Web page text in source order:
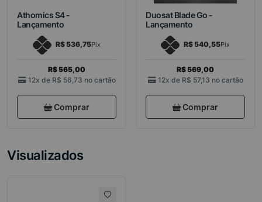
Athomics S4 -
Lançamento
R$ 536,75Pix
R$ 565,00
12x de R$ 56,73 no cartão
Comprar
Duosat Blade Go -
Lançamento
R$ 540,55Pix
R$ 569,00
12x de R$ 57,13 no cartão
Comprar
Visualizados